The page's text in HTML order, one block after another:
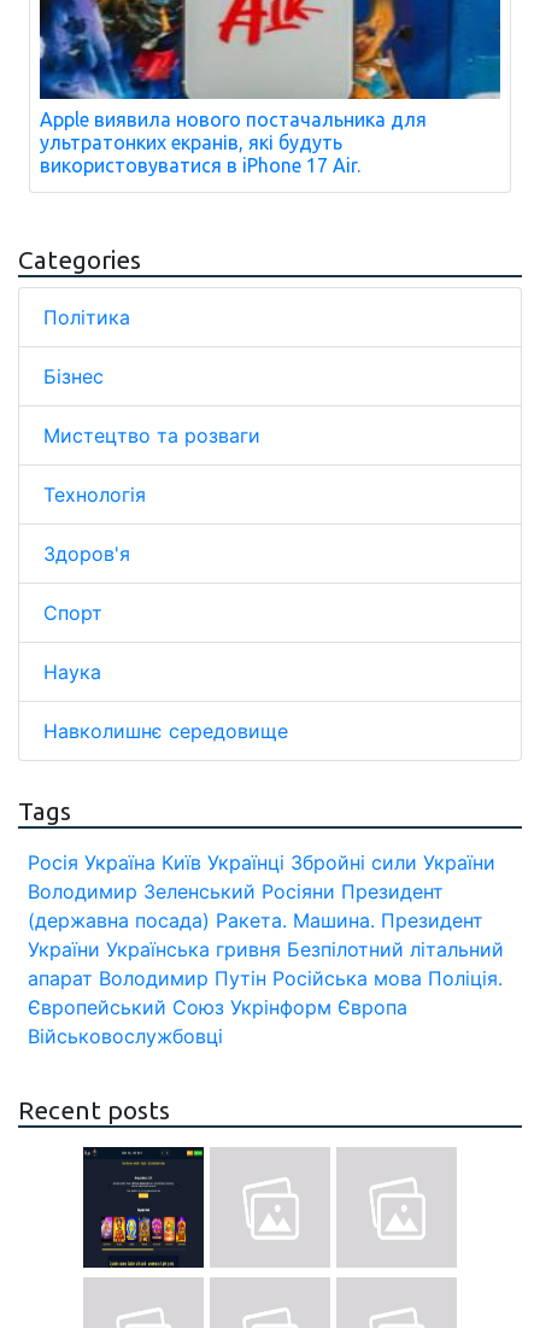
Apple виявила нового постачальника для
ультратонких екранів, які будуть
використовуватися в iPhone 17 Air.
Categories
Політика
Бізнес
Мистецтво та розваги
Технологія
Здоров'я
Спорт
Наука
Навколишнє середовище
Tags
Росія Україна Київ Українці Збройні сили України
Володимир Зеленський Росіяни Президент
(державна посада) Ракета. Машина. Президент
України Українська гривня Безпілотний літальний
апарат Володимир Путін Російська мова Поліція.
Європейський Союз Укрінформ Європа
Військовослужбовці
Recent posts